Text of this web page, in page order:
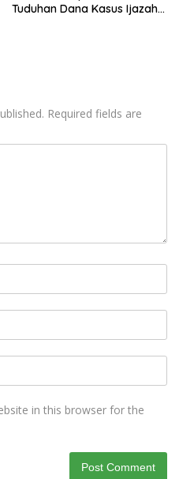
Tuduhan Dana Kasus Ijazah
Required fields are
in this browser for the